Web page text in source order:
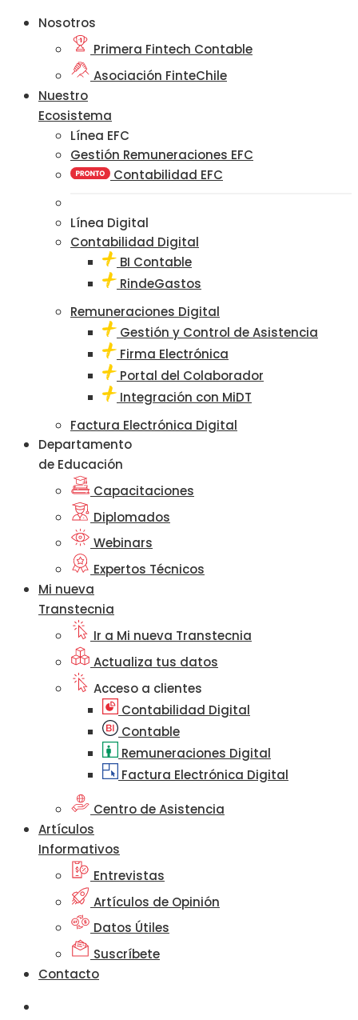
Nosotros
Primera Fintech Contable
Asociación FinteChile
Nuestro
Ecosistema
Línea EFC
Gestión Remuneraciones EFC
Contabilidad EFC
Línea Digital
Contabilidad Digital
BI Contable
RindeGastos
Remuneraciones Digital
Gestión y Control de Asistencia
Firma Electrónica
Portal del Colaborador
Integración con MiDT
Factura Electrónica Digital
Departamento
de Educación
Capacitaciones
Diplomados
Webinars
Expertos Técnicos
Mi nueva
Transtecnia
Ir a Mi nueva Transtecnia
Actualiza tus datos
Acceso a clientes
Contabilidad Digital
Contable
Remuneraciones Digital
Factura Electrónica Digital
Centro de Asistencia
Artículos
Informativos
Entrevistas
Artículos de Opinión
Datos Útiles
Suscríbete
Contacto